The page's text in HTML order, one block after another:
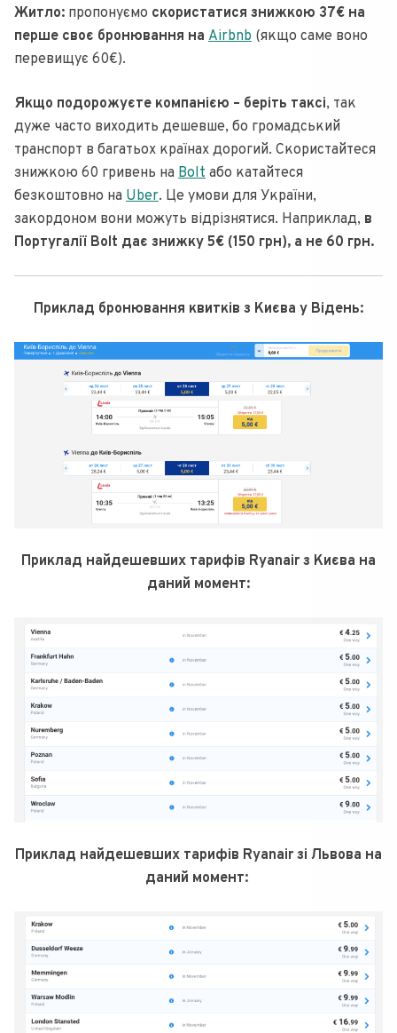
Житло: пропонуємо скористатися знижкою 37€ на
перше своє бронювання на Airbnb (якщо саме воно
перевищує 60€).
Якщо подорожуєте компанією – беріть таксі, так
дуже часто виходить дешевше, бо громадський
транспорт в багатьох країнах дорогий. Скористайтеся
знижкою 60 гривень на Bolt або катайтеся
безкоштовно на Uber. Це умови для України,
закордоном вони можуть відрізнятися. Наприклад, в
Португалії Bolt дає знижку 5€ (150 грн), а не 60 грн.
Приклад бронювання квитків з Києва у Відень:
Приклад найдешевших тарифів Ryanair з Києва на
даний момент:
Приклад найдешевших тарифів Ryanair зі Львова на
даний момент: